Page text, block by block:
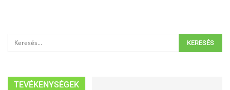
TEVÉKENYSÉGEK